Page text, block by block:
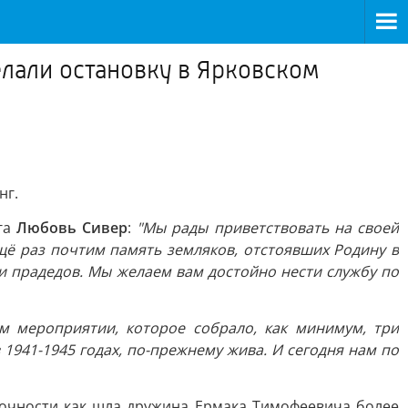
остановку в Ярковском
Любовь Сивер: "Мы рады приветствовать на своей
раз почтим память земляков, отстоявших Родину в
прадедов. Мы желаем вам достойно нести службу по
мероприятии, которое собрало, как минимум, три
1945 годах, по-прежнему жива. И сегодня нам по